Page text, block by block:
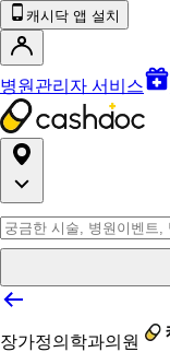
캐시닥 앱 설치
병원관리자 서비스
장가정의학과의원